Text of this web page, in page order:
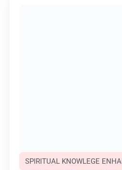
SPIRITUAL KNOWLEGE